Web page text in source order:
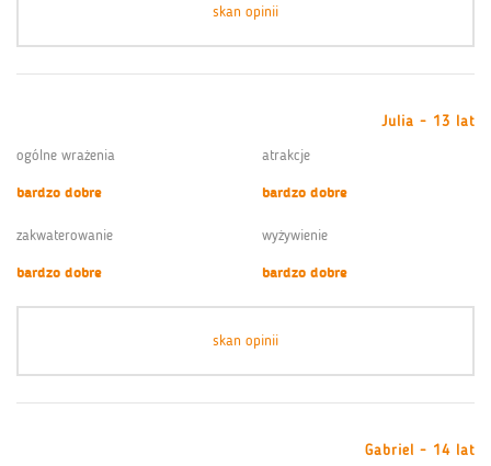
skan opinii
Julia - 13 lat
ogólne wrażenia
bardzo dobre
atrakcje
bardzo dobre
zakwaterowanie
bardzo dobre
wyżywienie
bardzo dobre
skan opinii
Gabriel - 14 lat